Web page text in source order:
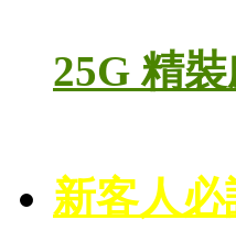
25G 精
新客人必